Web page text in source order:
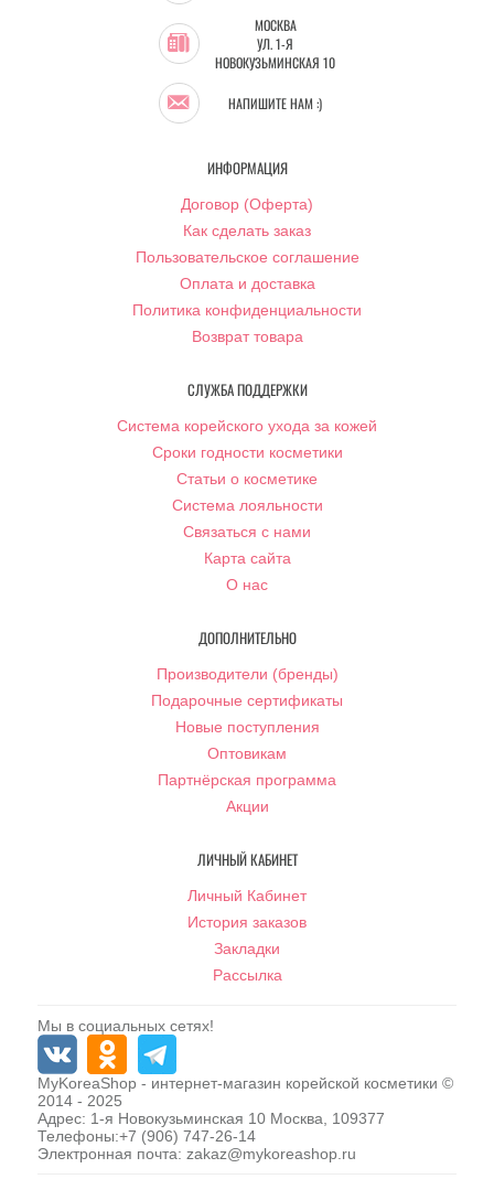
МОСКВА
УЛ. 1-Я
НОВОКУЗЬМИНСКАЯ 10
НАПИШИТЕ НАМ :)
ИНФОРМАЦИЯ
Договор (Оферта)
Как сделать заказ
Пользовательское соглашение
Оплата и доставка
Политика конфиденциальности
Возврат товара
СЛУЖБА ПОДДЕРЖКИ
Система корейского ухода за кожей
Сроки годности косметики
Статьи о косметике
Система лояльности
Связаться с нами
Карта сайта
О нас
ДОПОЛНИТЕЛЬНО
Производители (бренды)
Подарочные сертификаты
Новые поступления
Оптовикам
Партнёрская программа
Акции
ЛИЧНЫЙ КАБИНЕТ
Личный Кабинет
История заказов
Закладки
Рассылка
Мы в социальных сетях!
MyKoreaShop - интернет-магазин корейской косметики ©
2014 - 2025
Адрес: 1-я Новокузьминская 10 Москва
109377
Телефоны:+7 (906) 747-26-14
Электронная почта: zakaz@mykoreashop.ru